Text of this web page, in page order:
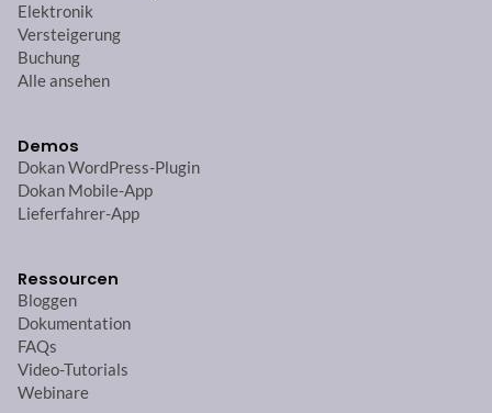
Elektronik
Versteigerung
Buchung
Alle ansehen
Demos
Dokan WordPress-Plugin
Dokan Mobile-App
Lieferfahrer-App
Ressourcen
Bloggen
Dokumentation
FAQs
Video-Tutorials
Webinare